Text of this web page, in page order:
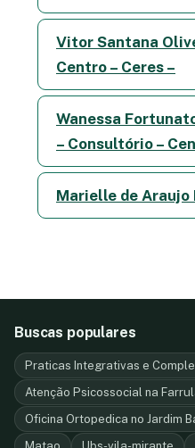
Vitor Santana
Centro – Ceres –
Wanessa
– Consultório –
Marielle de Araujo
Buscas populares
Praticas Integrativas e
Atenção Psicossocial na
Oficina Ortopedica no Jardim